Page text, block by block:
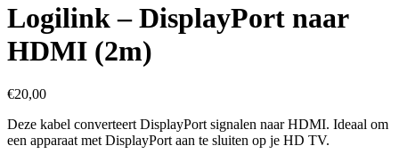
Logilink – DisplayPort naar
HDMI (2m)
€20,00
Deze kabel converteert DisplayPort signalen naar HDMI. Ideaal om
een apparaat met DisplayPort aan te sluiten op je HD TV.